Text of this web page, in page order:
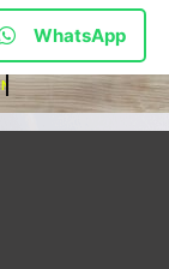
WhatsApp
Membantu UMKM